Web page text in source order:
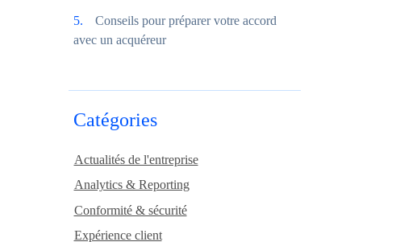
Conseils pour préparer votre accord
avec un acquéreur
Catégories
Actualités de l'entreprise
Analytics & Reporting
Conformité & sécurité
Expérience client